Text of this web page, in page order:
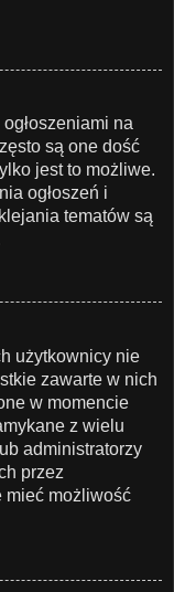
na
są one dość
jest to możliwe.
ogłoszeń i
tematów są
użytkownicy nie
zawarte w nich
w momencie
z wielu
administratorzy
przez
mieć możliwość